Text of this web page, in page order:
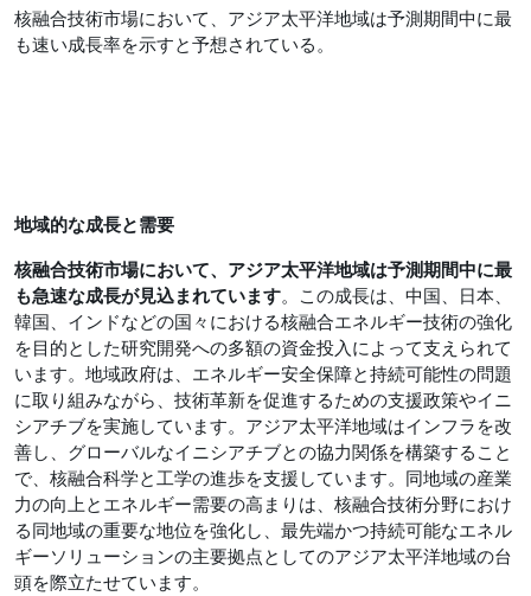
核融合技術市場において、アジア太平洋地域は予測期間中に最
も速い成長率を示すと予想されている。
地域的な成長と需要
核融合技術市場において、アジア太平洋地域は予測期間中に最
も急速な成長が見込まれています。この成長は、中国、日本、
韓国、インドなどの国々における核融合エネルギー技術の強化
を目的とした研究開発への多額の資金投入によって支えられて
います。地域政府は、エネルギー安全保障と持続可能性の問題
に取り組みながら、技術革新を促進するための支援政策やイニ
シアチブを実施しています。アジア太平洋地域はインフラを改
善し、グローバルなイニシアチブとの協力関係を構築すること
で、核融合科学と工学の進歩を支援しています。同地域の産業
力の向上とエネルギー需要の高まりは、核融合技術分野におけ
る同地域の重要な地位を強化し、最先端かつ持続可能なエネル
ギーソリューションの主要拠点としてのアジア太平洋地域の台
頭を際立たせています。